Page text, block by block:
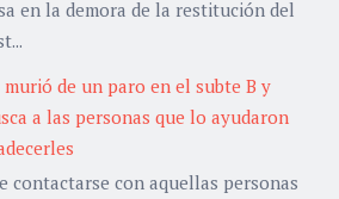
en la demora de la restitución del
murió de un paro en el subte B y
a las personas que lo ayudaron
contactarse con aquellas personas